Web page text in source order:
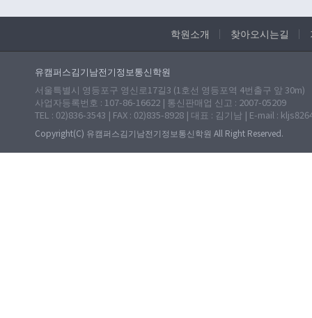
학원소개 찾아오시는길
유캠퍼스김기남전기정보통신학원
서울특별시 영등포구 영신로17길3 (1호선 영등포역 4번출구 앞 30m)
사업자등록번호 : 107-86-16622 | 통신판매업 신고 : 2007-05209
TEL : 02)836-3543 | FAX : 02)835-8928 | 대표 : 김기남 | E-mail :
Copyright(C) 유캠퍼스김기남전기정보통신학원 All Right Reserved.